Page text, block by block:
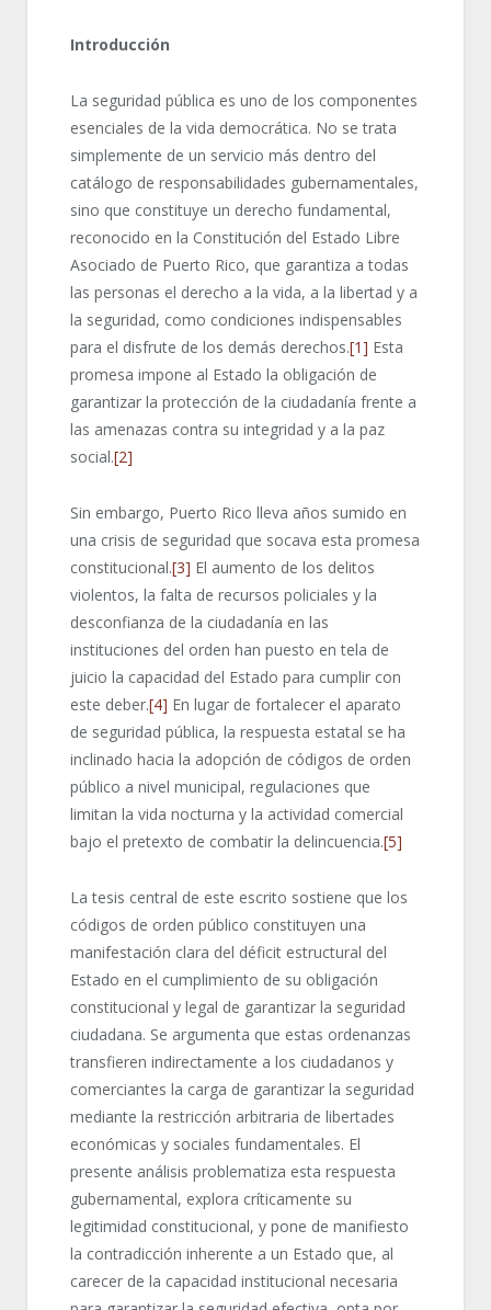
Introducción
La seguridad pública es uno de los componentes
esenciales de la vida democrática. No se trata
simplemente de un servicio más dentro del
catálogo de responsabilidades gubernamentales,
sino que constituye un derecho fundamental,
reconocido en la Constitución del Estado Libre
Asociado de Puerto Rico, que garantiza a todas
las personas el derecho a la vida, a la libertad y a
la seguridad, como condiciones indispensables
para el disfrute de los demás derechos.[1] Esta
promesa impone al Estado la obligación de
garantizar la protección de la ciudadanía frente a
las amenazas contra su integridad y a la paz
social.[2]
Sin embargo, Puerto Rico lleva años sumido en
una crisis de seguridad que socava esta promesa
constitucional.[3] El aumento de los delitos
violentos, la falta de recursos policiales y la
desconfianza de la ciudadanía en las
instituciones del orden han puesto en tela de
juicio la capacidad del Estado para cumplir con
este deber.[4] En lugar de fortalecer el aparato
de seguridad pública, la respuesta estatal se ha
inclinado hacia la adopción de códigos de orden
público a nivel municipal, regulaciones que
limitan la vida nocturna y la actividad comercial
bajo el pretexto de combatir la delincuencia.[5]
La tesis central de este escrito sostiene que los
códigos de orden público constituyen una
manifestación clara del déficit estructural del
Estado en el cumplimiento de su obligación
constitucional y legal de garantizar la seguridad
ciudadana. Se argumenta que estas ordenanzas
transfieren indirectamente a los ciudadanos y
comerciantes la carga de garantizar la seguridad
mediante la restricción arbitraria de libertades
económicas y sociales fundamentales. El
presente análisis problematiza esta respuesta
gubernamental, explora críticamente su
legitimidad constitucional, y pone de manifiesto
la contradicción inherente a un Estado que, al
carecer de la capacidad institucional necesaria